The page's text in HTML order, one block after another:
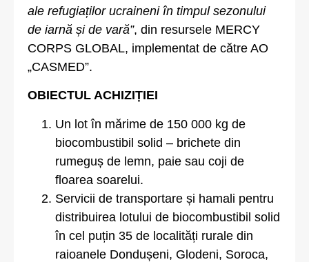
ale refugiaților ucraineni în timpul sezonului
de iarnă și de vară”, din resursele MERCY
CORPS GLOBAL, implementat de către AO
„CASMED”.
OBIECTUL ACHIZIȚIEI
Un lot în mărime de 150 000 kg de
biocombustibil solid – brichete din
rumeguș de lemn, paie sau coji de
floarea soarelui.
Servicii de transportare și hamali pentru
distribuirea lotului de biocombustibil solid
în cel puțin 35 de localități rurale din
raioanele Dondușeni, Glodeni, Soroca,